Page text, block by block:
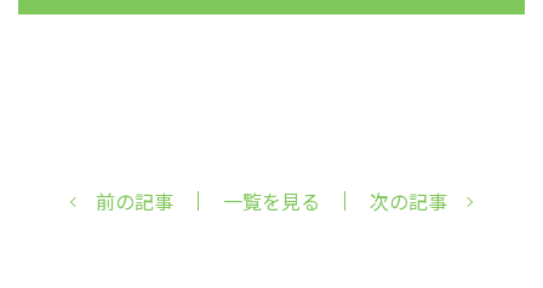
前の記事 一覧を見る 次の記事